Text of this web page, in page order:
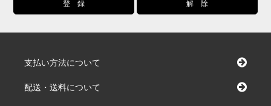
支払い方法について
配送・送料について